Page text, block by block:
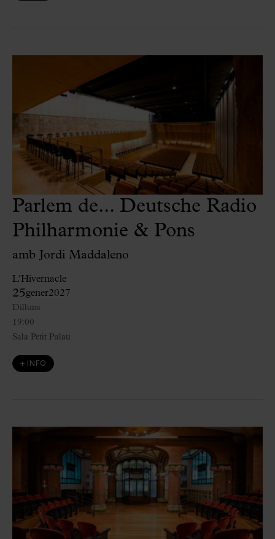
Parlem de... Deutsche Radio
Philharmonie & Pons
amb Jordi Maddaleno
L'Hivernacle
25gener2027
19:00
Dilluns
Sala Petit Palau
+ INFO